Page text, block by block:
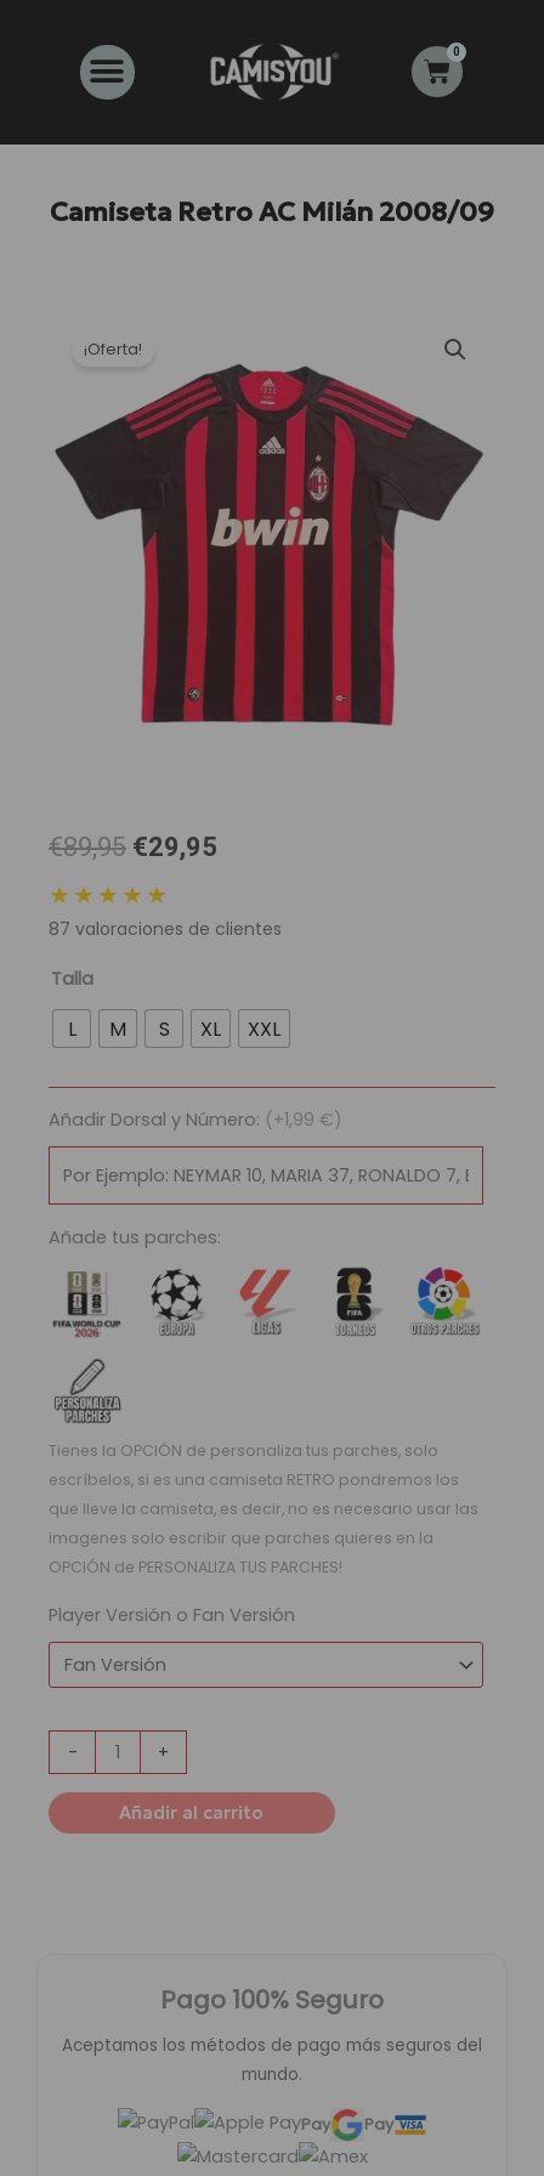
contenido
0
Carrito
Camiseta Retro AC Milán 2008/09
¡Oferta!
€89,95 El
original
era:
€29,95
es:
★★★★★
87 valoraciones de clientes
Talla
L M S XL XXL
Añadir Dorsal y Número: (+1,99 €)
Añade tus parches:
Tienes la OPCIÓN de personaliza tus parches, solo
escríbelos, si es una camiseta RETRO pondremos los
que lleve la camiseta, es decir, no es necesario usar las
imagenes solo escribir que parches quieres en la
OPCIÓN de PERSONALIZA TUS PARCHES!
Player Versión o Fan Versión
-
Camiseta
Retro
AC
2008/09
cantidad
+
Añadir al carrito
Pago 100% Seguro
Aceptamos los métodos de pago más seguros del
mundo.
Pay Pay